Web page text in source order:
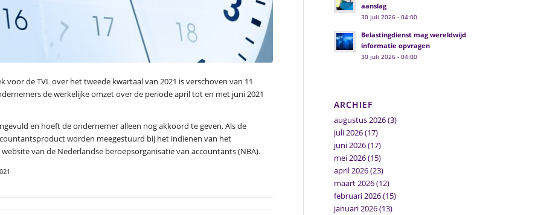
de TVL over het tweede kwartaal van 2021 is verschoven van 11
de werkelijke omzet over de periode april tot en met juni 2021
en hoeft de ondernemer alleen nog akkoord te geven. Als de
worden meegestuurd bij het indienen van het
van de Nederlandse beroepsorganisatie van accountants (NBA).
aanslag
30 juli 2026 - 04:00
Belastingdienst mag wereldwijd
informatie opvragen
30 juli 2026 - 04:00
ARCHIEF
augustus 2026(3)
juli 2026(17)
juni 2026(17)
mei 2026(15)
april 2026(23)
maart 2026(12)
februari 2026(15)
januari 2026(13)